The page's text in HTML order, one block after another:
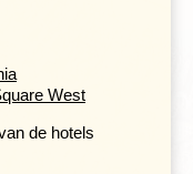
in het
West
de hotels